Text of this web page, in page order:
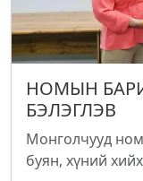
НОМЫН
БЭЛЭГЛЭВ
Монголчууд
буян, хүний